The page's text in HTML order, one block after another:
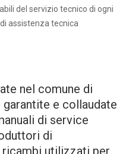
del servizio tecnico di ogni
assistenza tecnica
nel comune di
e collaudate
di service
di